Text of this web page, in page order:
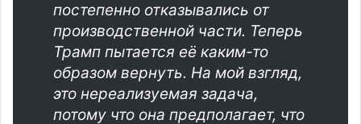
постепенно отказывались от
производственной части. Теперь
Трамп пытается её каким-то
образом вернуть. На мой взгляд,
это нереализуемая задача,
потому что она предполагает, что